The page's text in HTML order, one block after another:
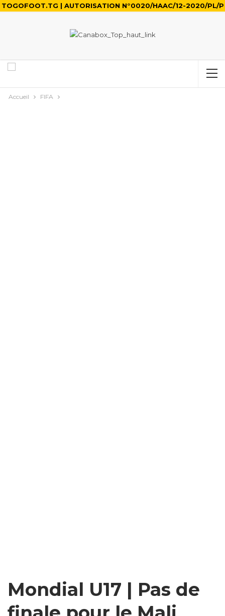
TOGOFOOT.TG | AUTORISATION N°0020/HAAC/12-2020/PL/P
Accueil FIFA
Mondial U17 | Pas de